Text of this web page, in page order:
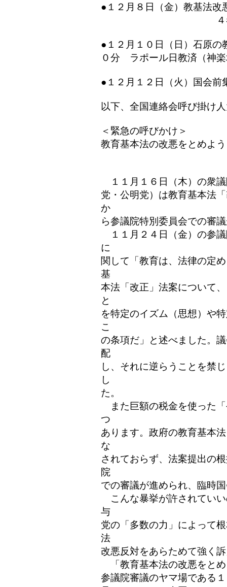
●１２月８日（金）教基法
４者情宣行動
●１２月１０日（日）石原
０分 ラポール日教済（神
●１２月１２日（火）国会
以下、全国連絡会呼び掛け
＜緊急の呼びかけ＞
教育基本法の改悪をとめよ
１１月１６日（木）の衆
党・公明党）は教育基本法
か
ら参議院特別委員会での審
１１月２４日（金）の参
に
関して「教育は、法律の定
基
本法「改正」法案について
と
を特定のイズム（思想）や
こ
の条項だ」と述べました。
配
し、それに逆らうことを禁
し
た。
また巨額の税金を使った
つ
あります。政府の教育基本
な
されておらず、法案提出の
院
での審議が進められ、臨時
こんな暴挙が許されてい
与
党の「多数の力」によって
法
改悪反対をあらためて強く
「教育基本法の改悪をと
参議院審議のヤマ場である